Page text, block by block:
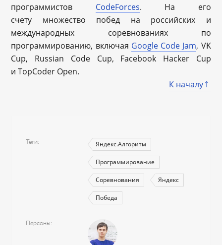
программистов CodeForces. На его
счету множество побед на российских и
международных соревнованиях по
программированию, включая Google Code Jam, VK
Cup, Russian Code Cup, Facebook Hacker Cup
и TopCoder Open.
К началу
Теги Яндекс.Алгоритм
Программирование
Соревнования Яндекс
Победа
Персоны